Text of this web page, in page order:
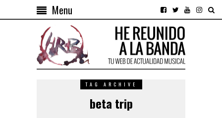
Menu
TAG ARCHIVE
beta trip